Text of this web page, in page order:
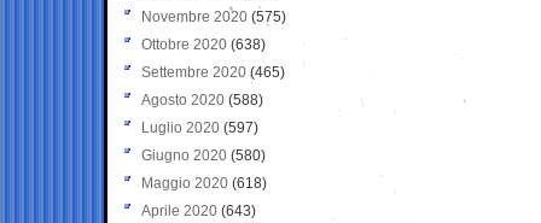
Novembre 2020 (575)
Ottobre 2020 (638)
Settembre 2020(465)
Agosto 2020 (588)
Luglio 2020 (597)
Giugno 2020 (580)
Maggio 2020 (618)
Aprile 2020 (643)